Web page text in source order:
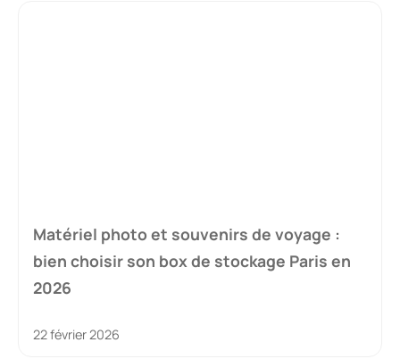
Matériel photo et souvenirs de voyage :
bien choisir son box de stockage Paris en
2026
22 février 2026